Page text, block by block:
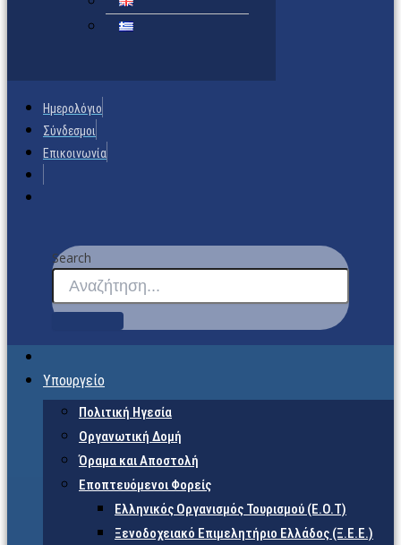
Ημερολόγιο
Σύνδεσμοι
Επικοινωνία
Search
Υπουργείο
Πολιτική Ηγεσία
Οργανωτική Δομή
Όραμα και Αποστολή
Εποπτευόμενοι Φορείς
Eλληνικός Οργανισμός Τουρισμού (Ε.Ο.Τ)
Ξενοδοχειακό Επιμελητήριο Ελλάδος (Ξ.Ε.Ε.)